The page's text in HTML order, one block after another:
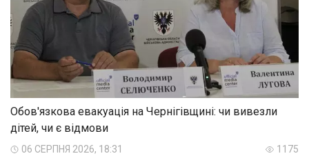
Обов'язкова евакуація на Чернігівщині: чи вивезли
дітей, чи є відмови
06 СЕРПНЯ 2026, 18:31 1175